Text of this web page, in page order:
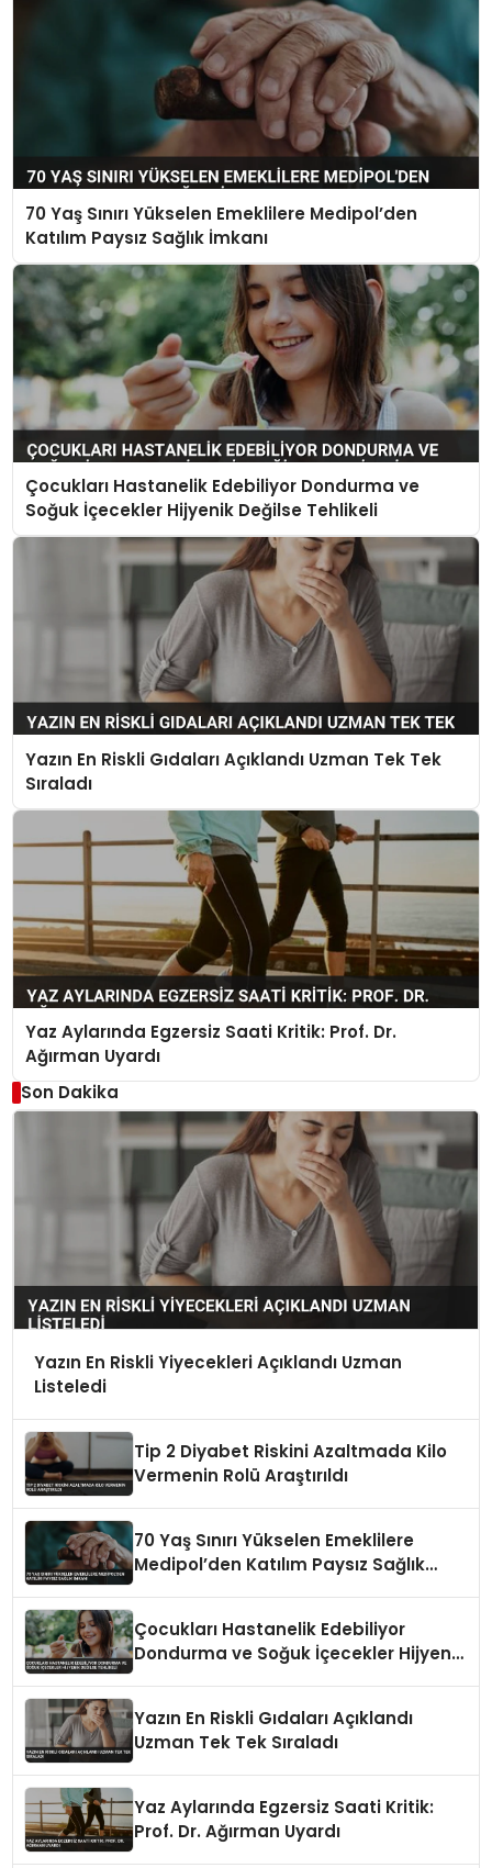
70 Yaş Sınırı Yükselen Emeklilere Medipol’den
Katılım Paysız Sağlık İmkanı
Çocukları Hastanelik Edebiliyor Dondurma ve
Soğuk İçecekler Hijyenik Değilse Tehlikeli
Yazın En Riskli Gıdaları Açıklandı Uzman Tek Tek
Sıraladı
Yaz Aylarında Egzersiz Saati Kritik: Prof. Dr.
Ağırman Uyardı
Son Dakika
Yazın En Riskli Yiyecekleri Açıklandı Uzman
Listeledi
Tip 2 Diyabet Riskini Azaltmada Kilo
Vermenin Rolü Araştırıldı
70 Yaş Sınırı Yükselen Emeklilere
Medipol’den Katılım Paysız Sağlık
Çocukları Hastanelik Edebiliyor
Dondurma ve Soğuk İçecekler Hijyenik
Yazın En Riskli Gıdaları Açıklandı
Uzman Tek Tek Sıraladı
Yaz Aylarında Egzersiz Saati Kritik:
Prof. Dr. Ağırman Uyardı